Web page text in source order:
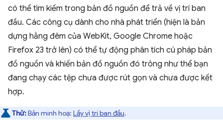
có thể tìm kiếm trong bản đồ nguồn để trả về vị trí ban
đầu. Các công cụ dành cho nhà phát triển (hiện là bản
dựng hằng đêm của WebKit, Google Chrome hoặc
Firefox 23 trở lên) có thể tự động phân tích cú pháp bản
đồ nguồn và khiến bản đồ nguồn đó trông như thể bạn
đang chạy các tệp chưa được rút gọn và chưa được kết
hợp.
Thử:Bản minh hoạ: Lấy vị trí ban đầu.